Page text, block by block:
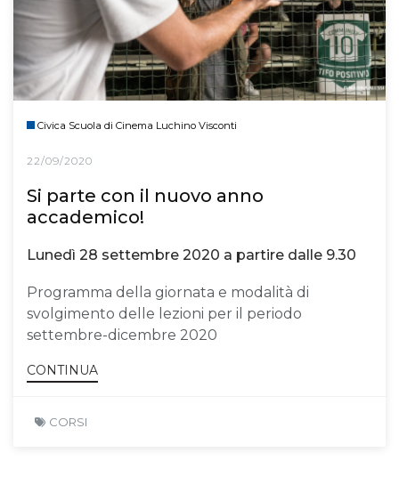
Civica Scuola di Cinema Luchino Visconti
22/09/2020
Si parte con il nuovo anno
accademico!
Lunedì 28 settembre 2020 a partire dalle 9.30
Programma della giornata e modalità di
svolgimento delle lezioni per il periodo
settembre-dicembre 2020
CONTINUA
CORSI